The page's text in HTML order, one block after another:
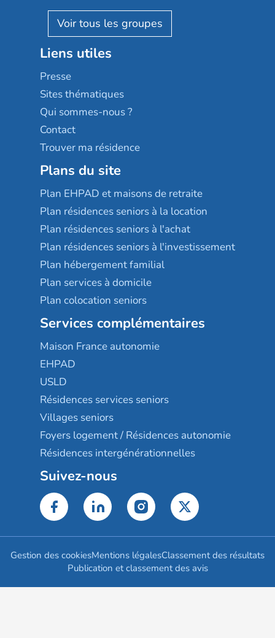
Reseda
Stella management
Les villages d'or
Sérénys
Résidences services Villa Médicis
Résidalya
Groupe aplus
AGE D'OR Services
Liens utiles
Presse
Sites thématiques
Qui sommes-nous ?
Contact
Trouver ma résidence
Plans du site
Plan EHPAD et maisons de retraite
Plan résidences seniors à la location
Plan résidences seniors à l'achat
Plan résidences seniors à l'investissement
Plan hébergement familial
Plan services à domicile
Plan colocation seniors
Services complémentaires
Maison France autonomie
EHPAD
USLD
Résidences services seniors
Villages seniors
Foyers logement / Résidences autonomie
Résidences intergénérationnelles
Suivez-nous
Gestion des cookiesMentions légalesClassement des résultats
Publication et classement des avis